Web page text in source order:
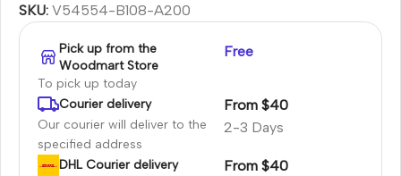
SKU: V54554-B108-A200
Pick up from the
Woodmart Store
To pick up today
Free
Courier delivery
Our courier will deliver to the
specified address
2-3 Days
From $40
DHL Courier delivery
From $40